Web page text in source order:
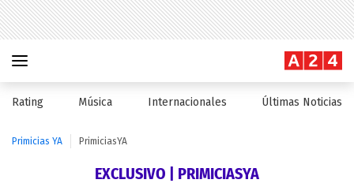
Rating Música Internacionales Últimas Noticias
Primicias YA PrimiciasYA
EXCLUSIVO | PRIMICIASYA